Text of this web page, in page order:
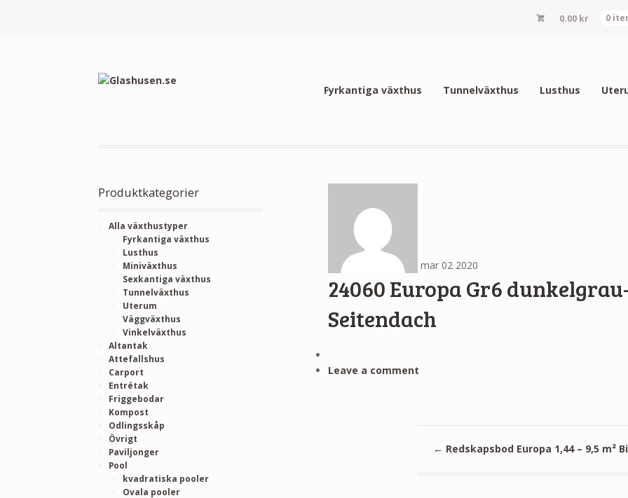
0.00 kr 0
Fyrkantiga växthus Tunnelväxthus Lusthus
mar 02 2020
24060 Europa Gr6
Seitendach
Leave a comment
← Redskapsbod Europa 1,44 – 9,5 m²
Produktkategorier
Alla växthustyper
Fyrkantiga växthus
Lusthus
Miniväxthus
Sexkantiga växthus
Tunnelväxthus
Uterum
Väggväxthus
Vinkelväxthus
Altantak
Attefallshus
Carport
Entrétak
Friggebodar
Kompost
Odlingsskåp
Övrigt
Paviljonger
Pool
kvadratiska pooler
Ovala pooler